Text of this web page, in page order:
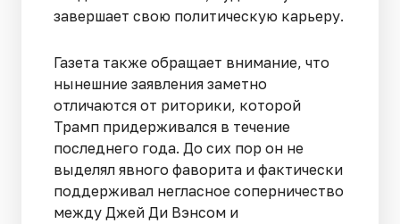
завершает свою политическую карьеру.
Газета также обращает внимание, что
нынешние заявления заметно
отличаются от риторики, которой
Трамп придерживался в течение
последнего года. До сих пор он не
выделял явного фаворита и фактически
поддерживал негласное соперничество
между Джей Ди Вэнсом и